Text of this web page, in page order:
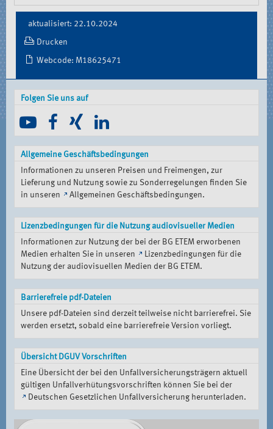
Document
aktualisiert: 22.10.2024
Drucken
Webcode: M18625471
Folgen Sie uns auf
Allgemeine Geschäftsbedingungen
Informationen zu unseren Preisen und Freimengen, zur
Lieferung und Nutzung sowie zu Sonderregelungen finden Sie
in unseren
Allgemeinen Geschäftsbedingungen.
Lizenzbedingungen für die Nutzung audiovisueller Medien
Informationen zur Nutzung der bei der BG ETEM erworbenen
Medien erhalten Sie in unseren
Lizenzbedingungen für die
Nutzung der audiovisuellen Medien der BG ETEM.
Barrierefreie pdf-Dateien
Unsere pdf-Dateien sind derzeit teilweise nicht barrierefrei. Sie
werden ersetzt, sobald eine barrierefreie Version vorliegt.
Übersicht DGUV Vorschriften
Eine Übersicht der bei den Unfallversicherungsträgern aktuell
gültigen Unfallverhütungsvorschriften können Sie bei der
Deutschen Gesetzlichen Unfallversicherung herunterladen.